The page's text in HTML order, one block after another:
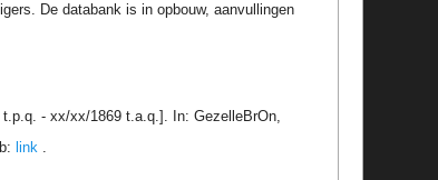
De databank is in opbouw, aanvullingen
- xx/xx/1869 t.a.q.]. In: GezelleBrOn,
link .